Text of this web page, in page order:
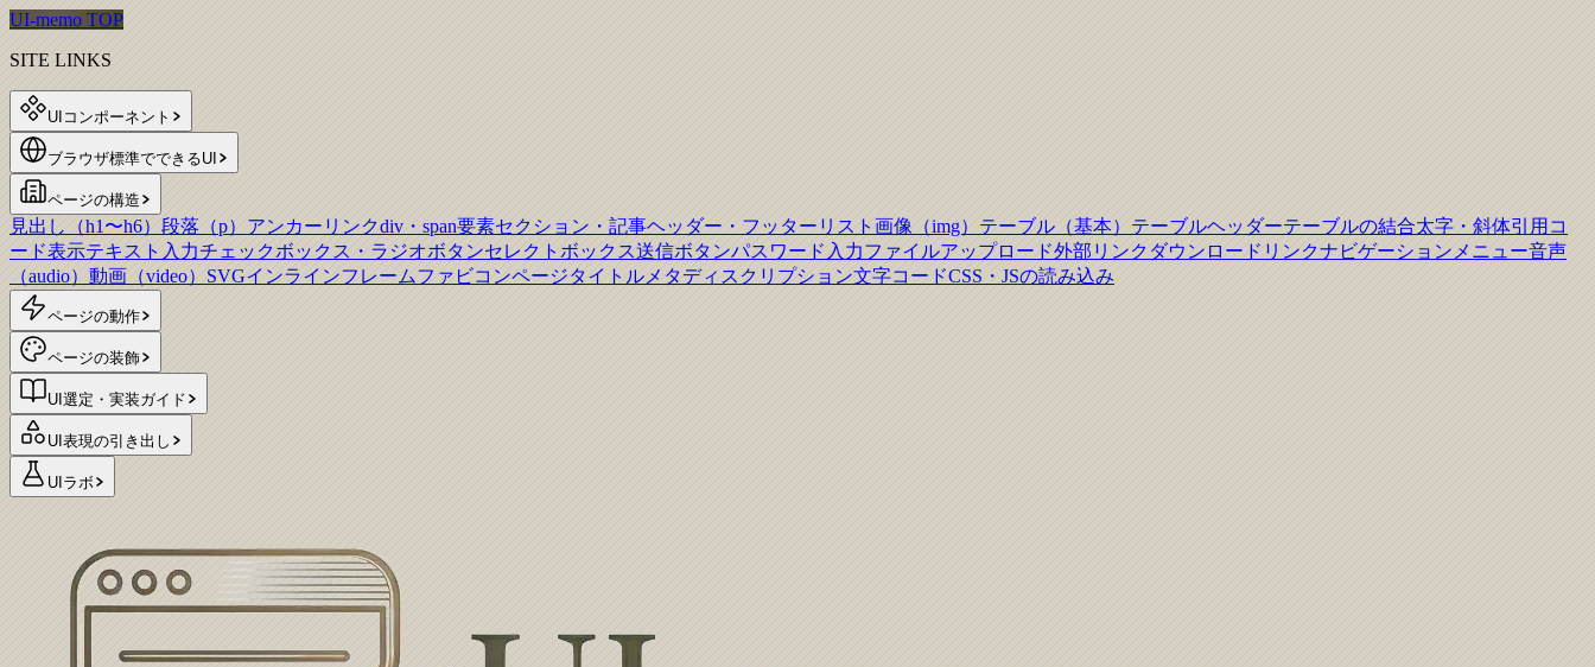
UI-memo TOP
SITE LINKS
UIコンポーネント
ブラウザ標準でできるUI
ページの構造
見出し（h1〜h6） 段落（p） アンカーリンクdiv・span要素セクション・記事ヘッダー・フッター リスト 画像（img） テーブル（基本） テーブルヘッダーテーブルの結合太字・斜体引用 コ
ード表示テキスト入力チェックボックス・ラジオボタンセレクトボックス送信ボタンパスワード入力ファイルアップロード外部リンク ダウンロードリンクナビゲーションメニュー音声
（audio） 動画（video） SVGインラインフレームファビコンページタイトル メタディスクリプション文字コードCSS・JSの読み込み
ページの動作
ページの装飾
UI選定・実装ガイド
UI表現の引き出し
UIラボ